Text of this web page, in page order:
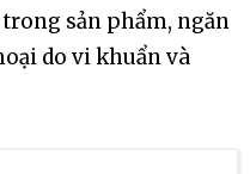
sản phẩm, ngăn
do vi khuẩn và